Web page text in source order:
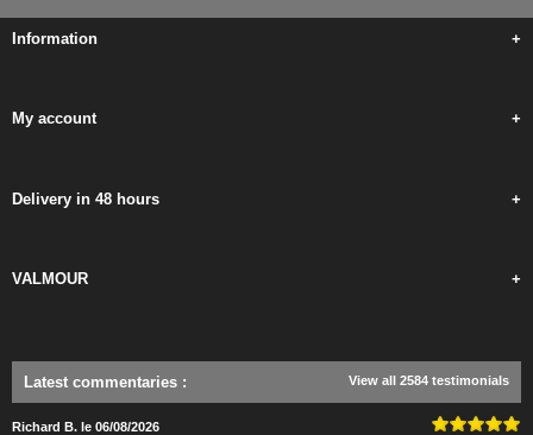
Information +
My account +
Delivery in 48 hours +
VALMOUR +
Latest commentaries : View all 2584 testimonials
Richard B. le 06/08/2026